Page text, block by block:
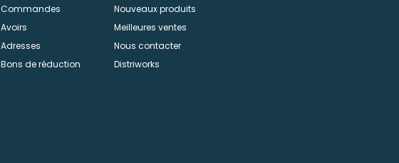
Nouveaux produits
Meilleures ventes
Nous contacter
Distriworks
Commandes
Avoirs
Adresses
Bons de réduction